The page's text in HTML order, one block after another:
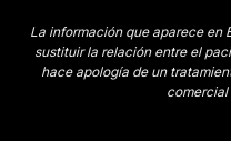
La información que aparece en
sustituir la relación entre el
hace apología de un
comercial